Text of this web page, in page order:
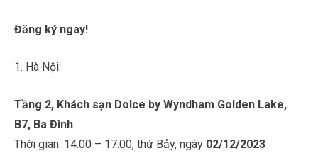
Đăng ký ngay!
1. Hà Nội:
Tầng 2, Khách sạn Dolce by Wyndham Golden Lake,
B7, Ba Đình
Thời gian: 14.00 – 17.00, thứ Bảy, ngày 02/12/2023